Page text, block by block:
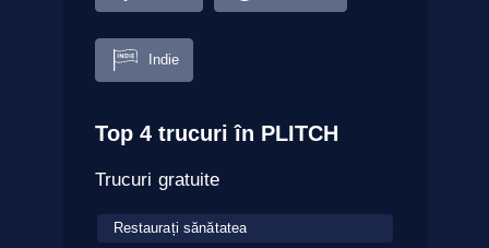
Indie
Top 4 trucuri în PLITCH
Trucuri gratuite
Restaurați sănătatea